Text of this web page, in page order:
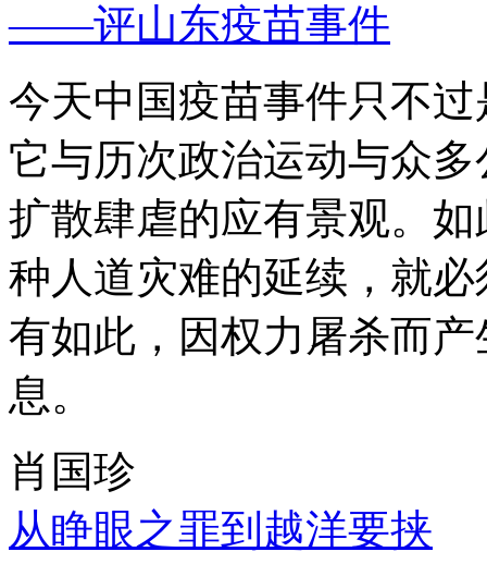
——评山东疫苗事件
今天中国疫苗事件只不
它与历次政治运动与众
扩散肆虐的应有景观。
种人道灾难的延续，就
有如此，因权力屠杀而
息。
肖国珍
从睁眼之罪到越洋要挟